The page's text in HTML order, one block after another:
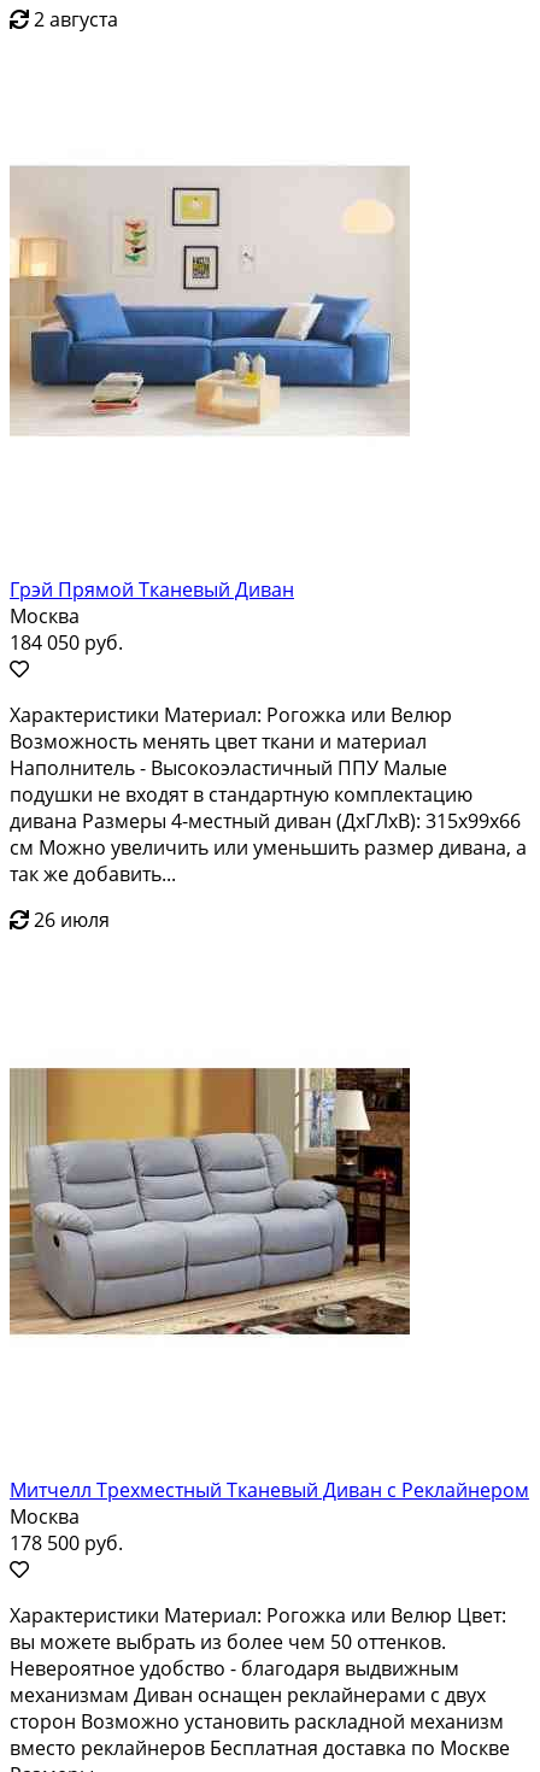
2 августа
Грэй Прямой Тканевый Диван
Москва
184 050 руб.
Характеристики Материал: Рогожка или Велюр
Возможность менять цвет ткани и материал
Наполнитель - Высокоэластичный ППУ Малые
подушки не входят в стандартную комплектацию
дивана Размеры 4-местный диван (ДхГЛхВ): 315x99x66
см Можно увеличить или уменьшить размер дивана, а
так же добавить...
26 июля
Митчелл Трехместный Тканевый Диван с Реклайнером
Москва
178 500 руб.
Характеристики Материал: Рогожка или Велюр Цвет:
вы можете выбрать из более чем 50 оттенков.
Невероятное удобство - благодаря выдвижным
механизмам Диван оснащен реклайнерами с двух
сторон Возможно установить раскладной механизм
вместо реклайнеров Бесплатная доставка по Москве